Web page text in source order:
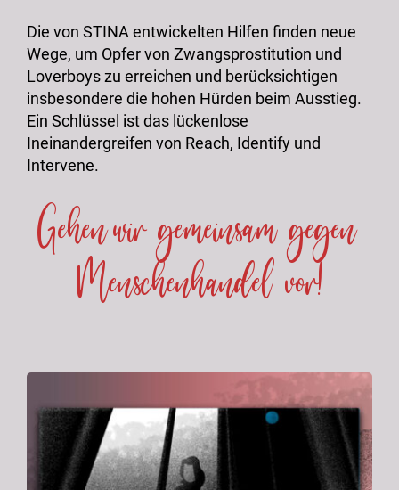
Die von STINA entwickelten Hilfen finden neue
Wege, um Opfer von Zwangsprostitution und
Loverboys zu erreichen und berücksichtigen
insbesondere die hohen Hürden beim Ausstieg.
Ein Schlüssel ist das lückenlose
Ineinandergreifen von Reach, Identify und
Intervene.
Gehen wir gemeinsam gegen
Menschenhandel vor!